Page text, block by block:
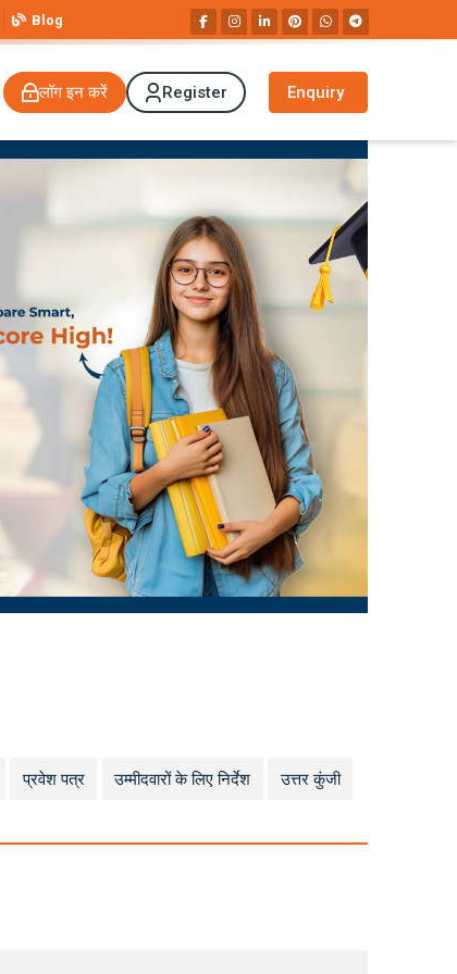
Blog
लॉग इन करें Register Enquiry
प्रवेश पत्र उम्मीदवारों के लिए निर्देश उत्तर कुंजी